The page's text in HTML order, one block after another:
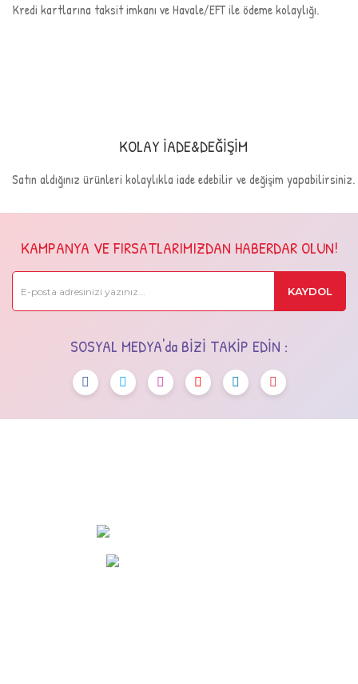
Kredi kartlarına taksit imkanı ve Havale/EFT ile ödeme kolaylığı.
KOLAY İADE&DEĞİŞİM
Satın aldığınız ürünleri kolaylıkla iade edebilir ve değişim yapabilirsiniz.
KAMPANYA VE FIRSATLARIMIZDAN HABERDAR OLUN!
KAYDOL
SOSYAL MEDYA'da BİZİ TAKİP EDİN :